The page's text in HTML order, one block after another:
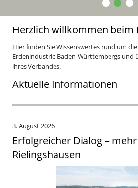
Herzlich willkommen beim
Hier finden Sie Wissenswertes rund um
Erdenindustrie Baden-Württembergs und
ihres Verbandes.
Aktuelle Informationen
3. August 2026
Erfolgreicher Dialog –
Rielingshausen